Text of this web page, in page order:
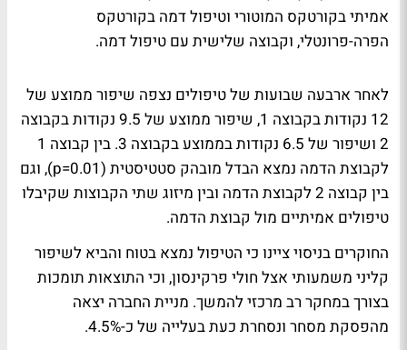
אמיתי בקורטקס המוטורי וטיפול דמה בקורטקס
הפרה-פרונטלי, וקבוצה שלישית עם טיפול דמה.
לאחר ארבעה שבועות של טיפולים נצפה שיפור ממוצע של
12 נקודות בקבוצה 1, שיפור ממוצע של 9.5 נקודות בקבוצה
2 ושיפור של 6.5 נקודות בממוצע בקבוצה 3. בין קבוצה 1
לקבוצת הדמה נמצא הבדל מובהק סטטיסטית (p=0.01), וגם
בין קבוצה 2 לקבוצת הדמה ובין מיזוג שתי הקבוצות שקיבלו
טיפולים אמיתיים מול קבוצת הדמה.
החוקרים בניסוי ציינו כי הטיפול נמצא בטוח והביא לשיפור
קליני משמעותי אצל חולי פרקינסון, וכי התוצאות תומכות
בצורך במחקר רב מרכזי להמשך. מניית החברה יצאה
מהפסקת מסחר ונסחרת כעת בעלייה של כ-4.5%.